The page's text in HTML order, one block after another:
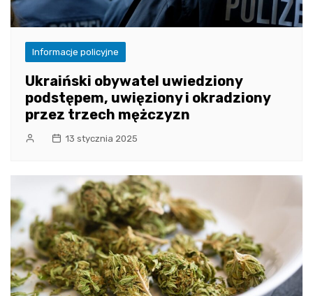
Informacje policyjne
Ukraiński obywatel uwiedziony
podstępem, uwięziony i okradziony
przez trzech mężczyzn
13 stycznia 2025